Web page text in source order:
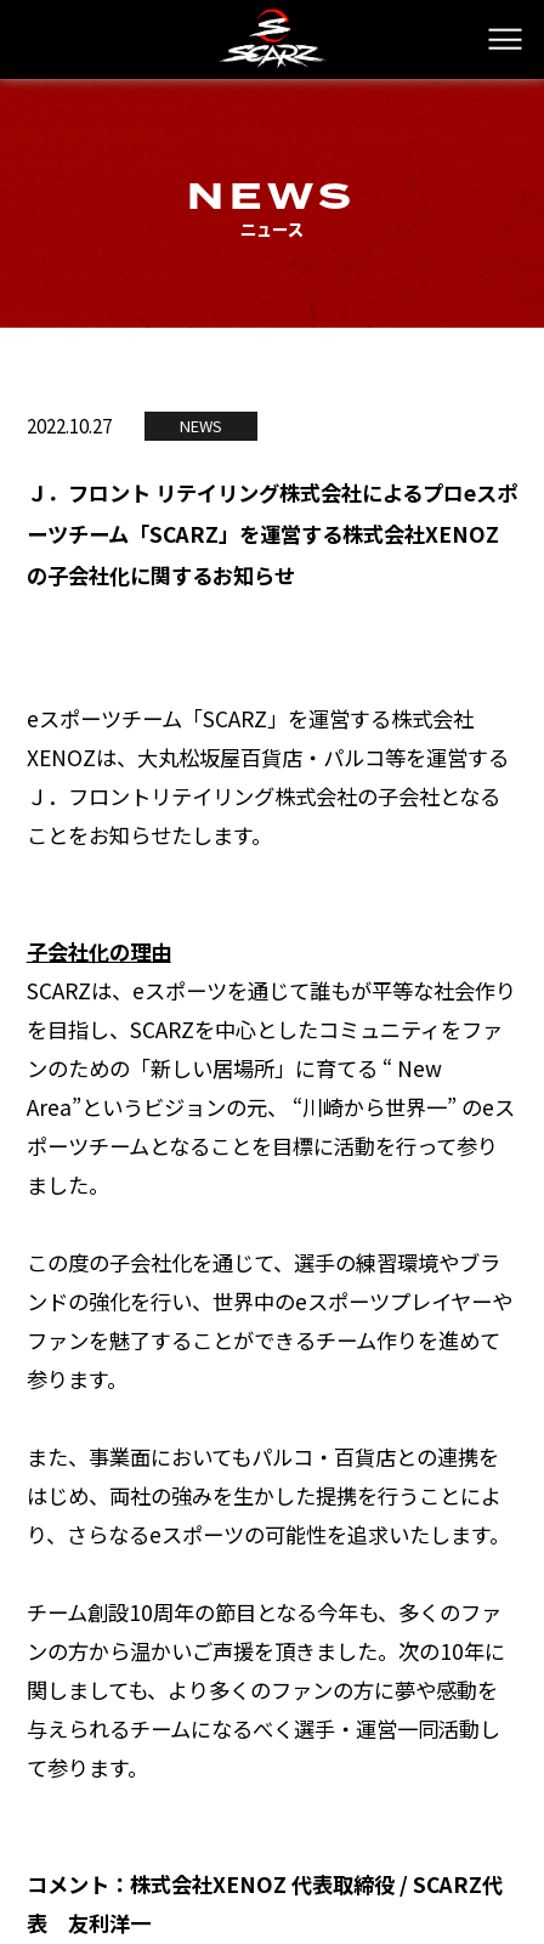
NEWS
ニュース
2022.10.27 NEWS
Ｊ．フロント リテイリング株式会社によるプロeスポ
ーツチーム「SCARZ」を運営する株式会社XENOZ
の子会社化に関するお知らせ
eスポーツチーム「SCARZ」を運営する株式会社
XENOZは、大丸松坂屋百貨店・パルコ等を運営する
Ｊ．フロントリテイリング株式会社の子会社となる
ことをお知らせたします。
子会社化の理由
SCARZは、eスポーツを通じて誰もが平等な社会作り
を目指し、SCARZを中心としたコミュニティをファ
ンのための「新しい居場所」に育てる “ New
Area”というビジョンの元、 “川崎から世界一” のeス
ポーツチームとなることを目標に活動を行って参り
ました。
この度の子会社化を通じて、選手の練習環境やブラ
ンドの強化を行い、世界中のeスポーツプレイヤーや
ファンを魅了することができるチーム作りを進めて
参ります。
また、事業面においてもパルコ・百貨店との連携を
はじめ、両社の強みを生かした提携を行うことによ
り、さらなるeスポーツの可能性を追求いたします。
チーム創設10周年の節目となる今年も、多くのファ
ンの方から温かいご声援を頂きました。次の10年に
関しましても、より多くのファンの方に夢や感動を
与えられるチームになるべく選手・運営一同活動し
て参ります。
コメント：株式会社XENOZ 代表取締役 / SCARZ代
表 友利洋一